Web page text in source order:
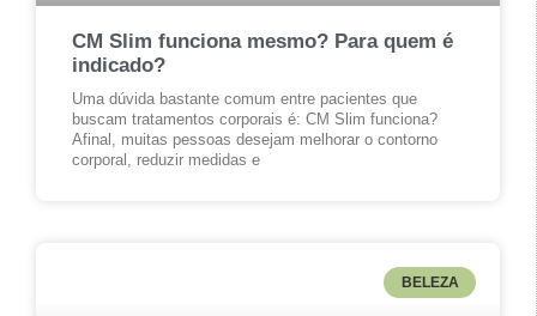
CM Slim funciona mesmo? Para quem é
indicado?
Uma dúvida bastante comum entre pacientes que
buscam tratamentos corporais é: CM Slim funciona?
Afinal, muitas pessoas desejam melhorar o contorno
corporal, reduzir medidas e
BELEZA